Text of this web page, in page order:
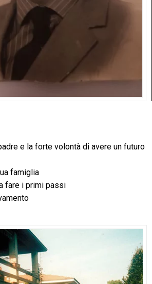
e la forte volontà di avere un futuro
famiglia
fare i primi passi